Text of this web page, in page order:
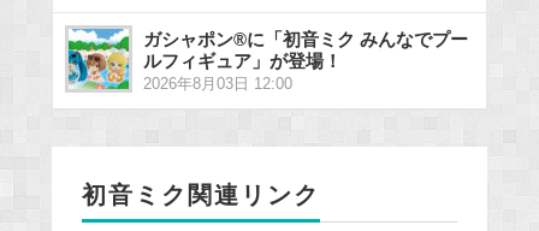
ガシャポン®に「初音ミク みんなでプー
ルフィギュア」が登場！
2026年8月03日 12:00
初音ミク関連リンク